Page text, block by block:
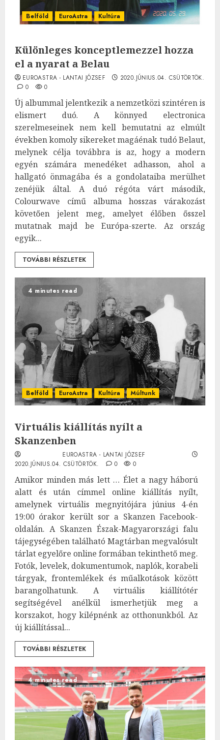
Belföld EuroAstra Kultúra
Különleges konceptlemezzel hozza
el a nyarat a Belau
EUROASTRA - LANTAI JÓZSEF
2020.JÚNIUS.04. CSÜTÖRTÖK.
0
0
Új albummal jelentkezik a nemzetközi szintéren is
elismert duó. A könnyed electronica
szerelmeseinek nem kell bemutatni az elmúlt
években komoly sikereket magáénak tudó Belaut,
melynek célja továbbra is az, hogy a modern
egyén számára menedéket adhasson, ahol a
hallgató önmagába és a gondolataiba merülhet
zenéjük által. A duó régóta várt második,
Colourwave című albuma hosszas várakozást
követően jelent meg, amelyet élőben ősszel
mutatnak majd be Európa-szerte. Az ország
egyik...
TOVÁBBI RÉSZLETEK
4 minutes read
Belföld EuroAstra Kultúra Múltunk
Virtuális kiállítás nyílt a
Skanzenben
EUROASTRA - LANTAI JÓZSEF
2020.JÚNIUS.04. CSÜTÖRTÖK.
0 0
Amikor minden más lett … Élet a nagy háború
alatt és után címmel online kiállítás nyílt,
amelynek virtuális megnyitójára június 4-én
19:00 órakor került sor a Skanzen Facebook-
oldalán. A Skanzen Észak-Magyarországi falu
tájegységében található Magtárban megvalósult
tárlat egyelőre online formában tekinthető meg.
Fotók, levelek, dokumentumok, naplók, korabeli
tárgyak, frontemlékek és műalkotások között
barangolhatunk. A virtuális kiállítótér
segítségével anélkül ismerhetjük meg a
korszakot, hogy kilépnénk az otthonunkból. Az
új kiállítással...
TOVÁBBI RÉSZLETEK
4 minutes read